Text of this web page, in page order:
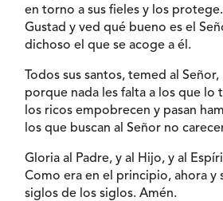
en torno a sus fieles y los protege.
Gustad y ved qué bueno es el
dichoso el que se acoge a él.
Todos sus santos, temed al Señor,
porque nada les falta a los que lo
los ricos empobrecen y pasan
los que buscan al Señor no
Gloria al Padre, y al Hijo, y al
Como era en el principio, ahora y
siglos de los siglos. Amén.